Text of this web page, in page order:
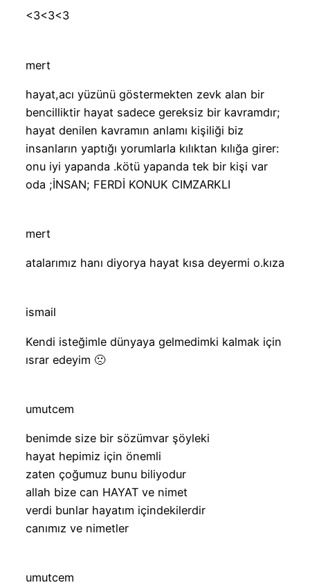
<3<3<3
mert
hayat,acı yüzünü göstermekten zevk alan bir
bencilliktir hayat sadece gereksiz bir kavramdır;
hayat denilen kavramın anlamı kişiliği biz
insanların yaptığı yorumlarla kılıktan kılığa girer:
onu iyi yapanda .kötü yapanda tek bir kişi var
oda ;İNSAN; FERDİ KONUK CIMZARKLI
mert
atalarımız hanı diyorya hayat kısa deyermi o.kıza
ismail
Kendi isteğimle dünyaya gelmedimki kalmak için
ısrar edeyim 🙁
umutcem
benimde size bir sözümvar şöyleki
hayat hepimiz için önemli
zaten çoğumuz bunu biliyodur
allah bize can HAYAT ve nimet
verdi bunlar hayatım içindekilerdir
canımız ve nimetler
umutcem